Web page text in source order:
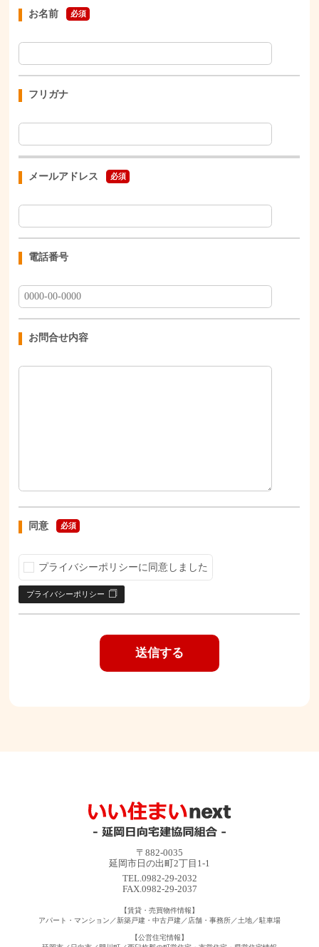
お名前 必須
フリガナ
メールアドレス 必須
電話番号
お問合せ内容
同意 必須
プライバシーポリシーに同意しました
プライバシーポリシー
〒882-0035
延岡市日の出町2丁目1-1
TEL.0982-29-2032
FAX.0982-29-2037
【賃貸・売買物件情報】
アパート・マンション／新築戸建・中古戸建／店舗・事務所／土地／駐車場
【公営住宅情報】